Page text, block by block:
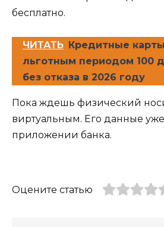
бесплатно.
ЧИТАТЬ Кредитные
льготным периодом 100
без отказа в 2026 году
Пока ждешь физический
виртуальным. Его данные
приложении банка.
Оцените статью